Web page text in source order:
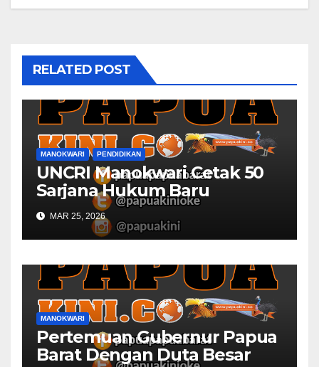
RELATED POST
MANOKWARI PENDIDIKAN
UNCRI Manokwari Cetak 50
Sarjana Hukum Baru
MAR 25, 2026
MANOKWARI
Pertemuan Gubernur Papua
Barat Dengan Duta Besar